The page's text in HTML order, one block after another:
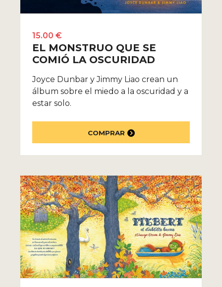
15.00 €
EL MONSTRUO QUE SE
COMIÓ LA OSCURIDAD
Joyce Dunbar y Jimmy Liao crean un
álbum sobre el miedo a la oscuridad y a
estar solo.
COMPRAR